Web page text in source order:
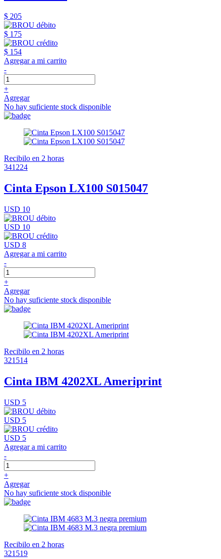
$ 205
$ 175
$ 154
Agregar a mi carrito
-
+
Agregar
No hay suficiente stock disponible
Recibilo en 2 horas
341224
Cinta Epson LX100 S015047
USD 10
USD 10
USD 8
Agregar a mi carrito
-
+
Agregar
No hay suficiente stock disponible
Recibilo en 2 horas
321514
Cinta IBM 4202XL Ameriprint
USD 5
USD 5
USD 5
Agregar a mi carrito
-
+
Agregar
No hay suficiente stock disponible
Recibilo en 2 horas
321519